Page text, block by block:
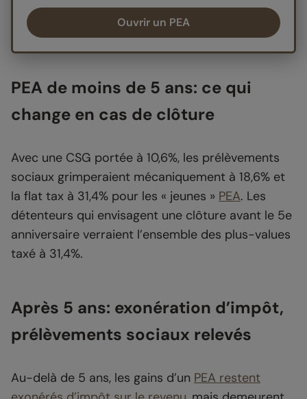
Ouvrir un PEA
PEA de moins de 5 ans: ce qui
change en cas de clôture
Avec une CSG portée à 10,6%, les prélèvements
sociaux grimperaient mécaniquement à 18,6% et
la flat tax à 31,4% pour les « jeunes » PEA. Les
détenteurs qui envisagent une clôture avant le 5e
anniversaire verraient l’ensemble des plus-values
taxé à 31,4%.
Après 5 ans: exonération d’impôt,
prélèvements sociaux relevés
Au-delà de 5 ans, les gains d’un PEA restent